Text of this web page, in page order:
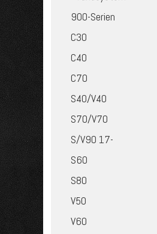
900-Serien
C30
C40
C70
S40/V40
S70/V70
S/V90 17-
S60
S80
V50
V60